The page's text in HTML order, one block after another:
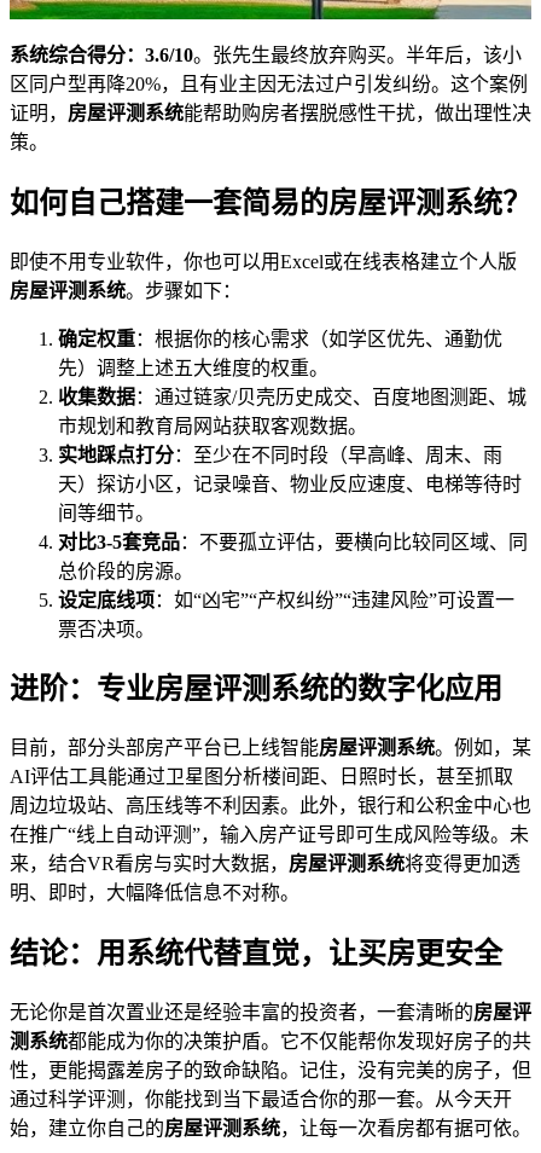
系统综合得分：3.6/10。张先生最终放弃购买。半年后，该小
区同户型再降20%，且有业主因无法过户引发纠纷。这个案例
证明， 房屋评测系统能帮助购房者摆脱感性干扰，做出理性决
策。
如何自己搭建一套简易的房屋评测系统？
即使不用专业软件，你也可以用Excel或在线表格建立个人版
房屋评测系统。步骤如下：
确定权重：根据你的核心需求（如学区优先、通勤优
先）调整上述五大维度的权重。
收集数据：通过链家/贝壳历史成交、百度地图测距、城
市规划和教育局网站获取客观数据。
实地踩点打分：至少在不同时段（早高峰、周末、雨
天）探访小区，记录噪音、物业反应速度、电梯等待时
间等细节。
对比3-5套竞品：不要孤立评估，要横向比较同区域、同
总价段的房源。
设定底线项 ：如“凶宅”“产权纠纷”“违建风险”可设置一
票否决项。
进阶：专业房屋评测系统的数字化应用
目前，部分头部房产平台已上线智能房屋评测系统。例如，某
AI评估工具能通过卫星图分析楼间距、日照时长，甚至抓取
周边垃圾站、高压线等不利因素。此外，银行和公积金中心也
在推广“线上自动评测”，输入房产证号即可生成风险等级。未
来，结合VR看房与实时大数据， 房屋评测系统将变得更加透
明、即时，大幅降低信息不对称。
结论：用系统代替直觉，让买房更安全
无论你是首次置业还是经验丰富的投资者，一套清晰的房屋评
测系统都能成为你的决策护盾。它不仅能帮你发现好房子的共
性，更能揭露差房子的致命缺陷。记住，没有完美的房子，但
通过科学评测，你能找到当下最适合你的那一套。从今天开
始，建立你自己的房屋评测系统，让每一次看房都有据可依。